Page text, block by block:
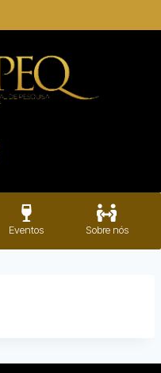
Eventos Sobre nós